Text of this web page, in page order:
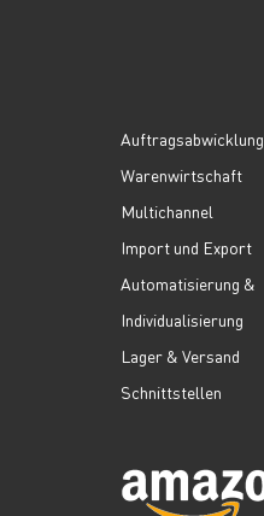
Auftragsabwicklung
Warenwirtschaft
Multichannel
Import und Export
Automatisierung &
Individualisierung
Lager & Versand
Schnittstellen